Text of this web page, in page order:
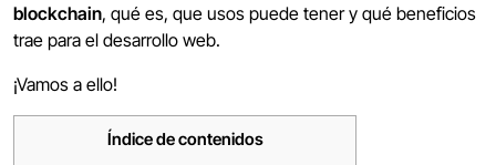
blockchain, qué es, que usos puede tener y qué beneficios
trae para el desarrollo web.
¡Vamos a ello!
Índice de contenidos